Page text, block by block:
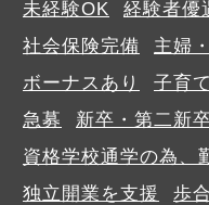
未経験OK
経験者優
社会保険完備
主婦
ボーナスあり
子育
急募
新卒・第二新
資格学校通学の為、
独立開業を支援
歩